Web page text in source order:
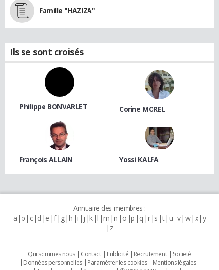
Famille "HAZIZA"
Ils se sont croisés
Philippe BONVARLET Corine MOREL
François ALLAIN Yossi KALFA
Annuaire des membres :
a b c d e f g h i j k l m n o p q r s t u v w x y
z
Qui sommes nous Contact Publicité Recrutement
Societé
Données personnelles
Paramétrer les cookies
Mentions légales